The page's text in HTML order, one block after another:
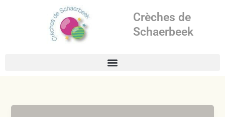
Crèches de
Schaerbeek